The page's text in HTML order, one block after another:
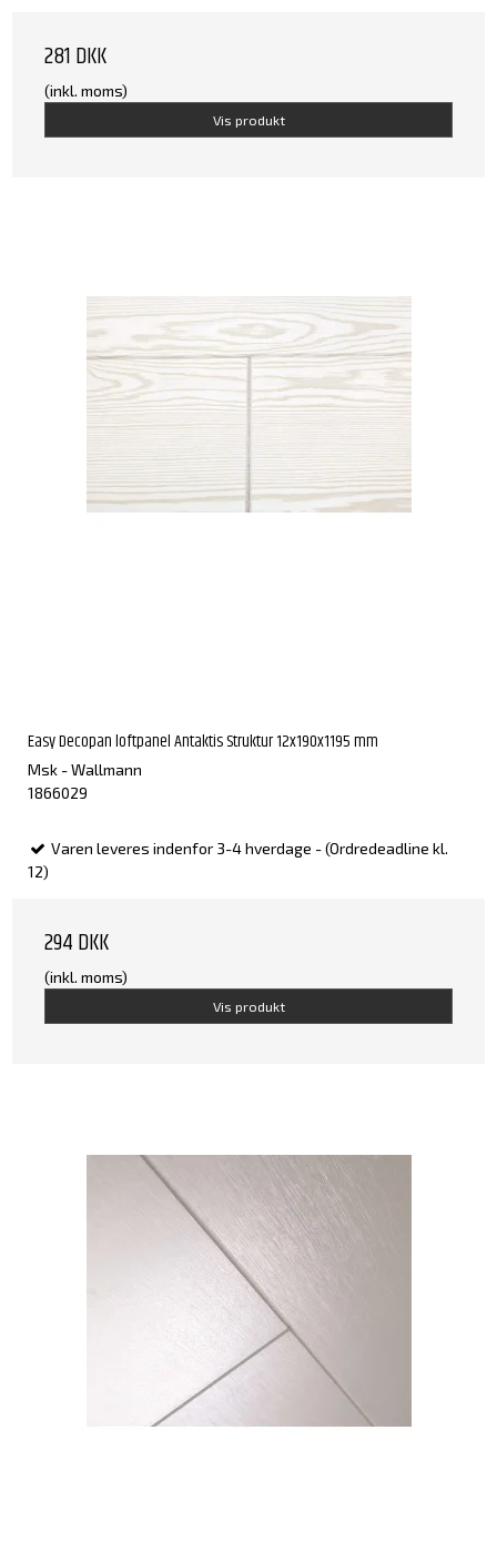
281 DKK
(inkl. moms)
Vis produkt
Easy Decopan loftpanel Antaktis Struktur 12x190x1195 mm
Msk - Wallmann
1866029
Varen leveres indenfor 3-4 hverdage - (Ordredeadline kl.
12)
294 DKK
(inkl. moms)
Vis produkt